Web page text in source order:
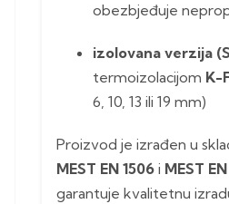
obezbjeđuje
izolovana verzija
termoizolacijom K-
6, 10, 13 ili 19 mm)
Proizvod je izrađen u
MEST EN 1506 i MEST
garantuje kvalitetnu